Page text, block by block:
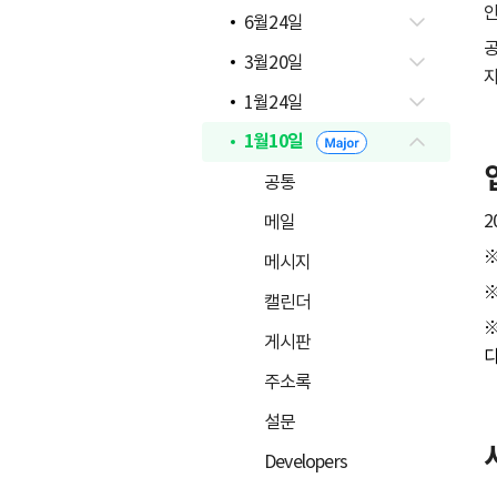
6월24일
3월20일
1월24일
1월10일
공통
메일
메시지
캘린더
게시판
주소록
설문
Developers